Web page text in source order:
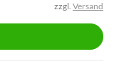
zzgl. Versand